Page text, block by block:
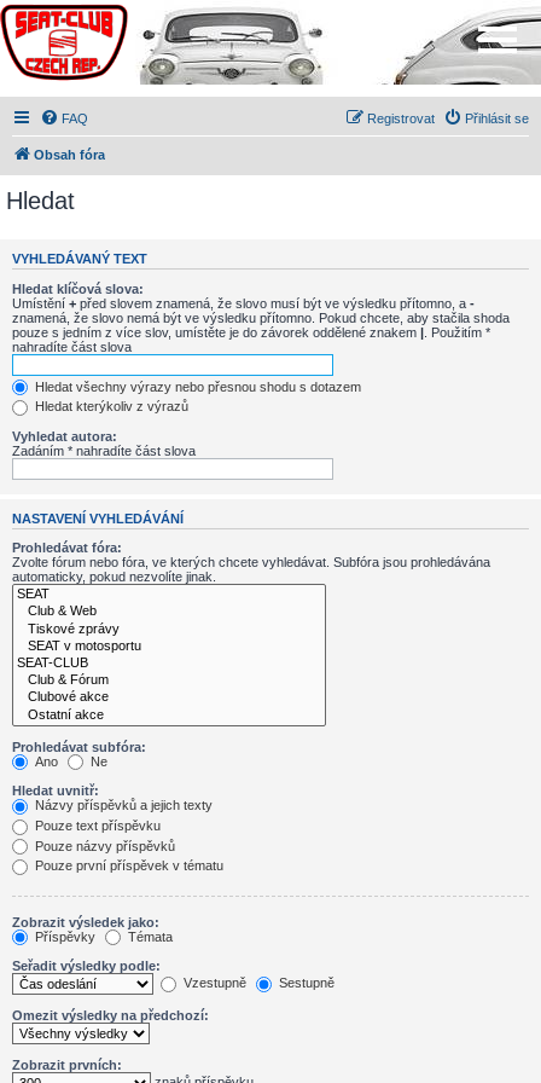
FAQ Přihlásit se
Registrovat
Obsah fóra
Hledat
VYHLEDÁVANÝ TEXT
Hledat klíčová slova:
Umístění + před slovem znamená, že slovo musí být ve výsledku přítomno, a -
znamená, že slovo nemá být ve výsledku přítomno. Pokud chcete, aby stačila shoda
pouze s jedním z více slov, umístěte je do závorek oddělené znakem | . Použitím *
nahradíte část slova
Hledat všechny výrazy nebo přesnou shodu s dotazem
Hledat kterýkoliv z výrazů
Vyhledat autora:
Zadáním * nahradíte část slova
NASTAVENÍ VYHLEDÁVÁNÍ
Prohledávat fóra:
Zvolte fórum nebo fóra, ve kterých chcete vyhledávat. Subfóra jsou prohledávána
automaticky, pokud nezvolíte jinak.
Prohledávat subfóra:
Ano
Ne
Hledat uvnitř:
Názvy příspěvků a jejich texty
Pouze text příspěvku
Pouze názvy příspěvků
Pouze první příspěvek v tématu
Zobrazit výsledek jako:
Příspěvky
Témata
Seřadit výsledky podle:
Vzestupně
Sestupně
Omezit výsledky na předchozí:
Zobrazit prvních: